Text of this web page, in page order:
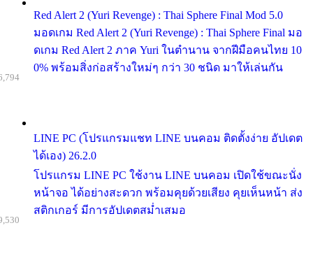
Red Alert 2 (Yuri Revenge) : Thai Sphere Final Mod 5.0
มอดเกม Red Alert 2 (Yuri Revenge) : Thai Sphere Final มอ
ดเกม Red Alert 2 ภาค Yuri ในตำนาน จากฝีมือคนไทย 10
0% พร้อมสิ่งก่อสร้างใหม่ๆ กว่า 30 ชนิด มาให้เล่นกัน
LINE PC (โปรแกรมแชท LINE บนคอม ติดตั้งง่าย อัปเดต
ได้เอง) 26.2.0
โปรแกรม LINE PC ใช้งาน LINE บนคอม เปิดใช้ขณะนั่ง
หน้าจอ ได้อย่างสะดวก พร้อมคุยด้วยเสียง คุยเห็นหน้า ส่ง
สติกเกอร์ มีการอัปเดตสม่ำเสมอ